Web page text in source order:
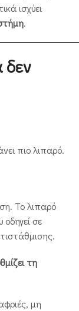
ισχύει
.
δεν
πιο λιπαρό.
Το λιπαρό
οδηγεί σε
τη
μη